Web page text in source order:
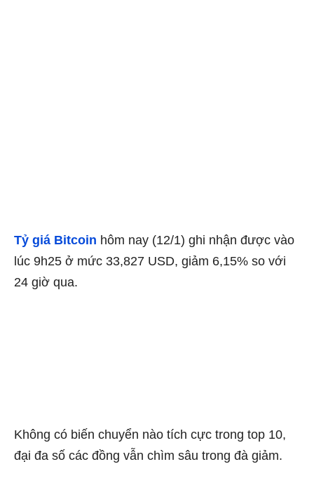
Tỷ giá Bitcoin hôm nay (12/1) ghi nhận được vào
lúc 9h25 ở mức 33,827 USD, giảm 6,15% so với
24 giờ qua.
Không có biến chuyển nào tích cực trong top 10,
đại đa số các đồng vẫn chìm sâu trong đà giảm.